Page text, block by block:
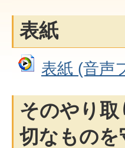
表紙
表紙 (音声
そのやり
切なものを